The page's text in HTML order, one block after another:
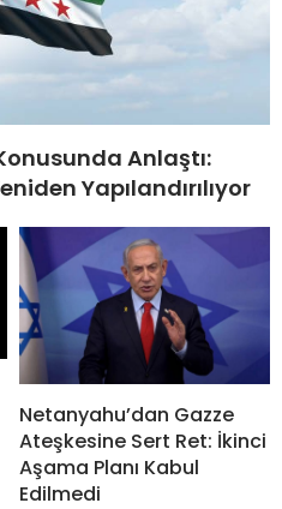
Anlaştı:
Yapılandırılıyor
Netanyahu’dan Gazze
Ateşkesine Sert Ret: İkinci
Aşama Planı Kabul
Edilmedi